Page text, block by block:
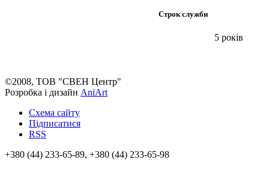
Строк служби
5 років
©2008, ТОВ "СВЕН Центр"
Розробка і дизайн AniArt
Схема сайту
Підписатися
RSS
+380 (44) 233-65-89, +380 (44) 233-65-98